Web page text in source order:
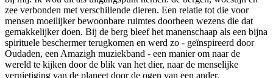
zee verbonden met verschillende dieren. Een relatie tot die voor
mensen moeilijker bewoonbare ruimtes doorheen wezens die dat
gemakkelijker doen. Bij de berg bleef het manenschaap als een bijna
spirituele beschermer terugkomen en werd zo - geïnspireerd door
Oudaden, een Amazigh muziekband - een manier om naar de
wereld te kijken door de blik van het dier, naar de menselijke
vernietiging van de planeet door de ogen van een ander.